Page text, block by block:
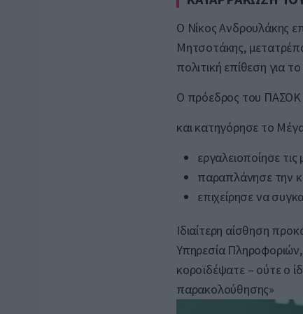
Ο Νίκος Ανδρουλάκης
Μητσοτάκης,
πολιτική επίθεση για
Ο πρόεδρος του ΠΑΣΟΚ
και κατηγόρησε το
εργαλειοποίησε
παραπλάνησε την
επιχείρησε να
Ιδιαίτερη αίσθηση
Υπηρεσία
κοροϊδέψατε – ούτε ο
παρακολούθησης»